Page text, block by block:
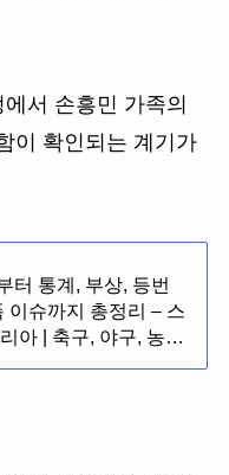
서 손흥민 가족의
이 확인되는 계기가
터 통계, 부상, 등번
이슈까지 총정리 – 스
아 | 축구, 야구, 농…